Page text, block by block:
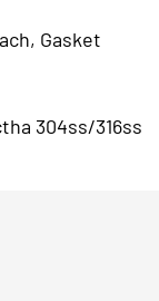
a bhaint
Ábhar
Gasket
304ss/316ss